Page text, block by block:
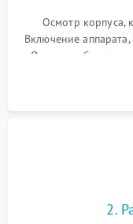
Осмотр корпуса,
Включение
Оценка работы
Измерение
2.